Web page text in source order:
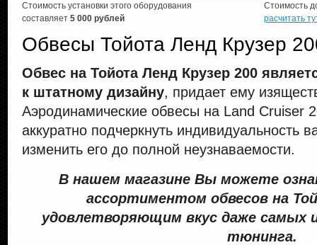
Стоимость установки этого оборудования
составляет 5 000 рублей
Стоимость
расчитать
Обвесы Тойота Ленд Крузер
Обвес на Тойота Ленд Крузер 200
к штатному дизайну, придает ему
Аэродинамические обвесы на Land Cruiser
аккуратно подчеркнуть индивидуальность
изменить его до полной неузнаваемости.
В нашем магазине Вы можете
ассортиментом обвесов на
удовлетворяющим вкус даже самых
тюнинга.